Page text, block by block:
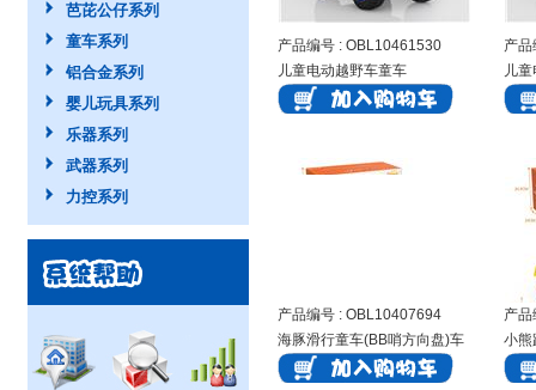
芭芘公仔系列
童车系列
铝合金系列
婴儿玩具系列
乐器系列
武器系列
力控系列
产品编号 : OBL10461530
儿童电动越野车童车
产
儿
产品编号 : OBL10407694
海豚滑行童车(BB哨方向盘)车
身带音乐，不干胶DIY
产
小熊
盘)